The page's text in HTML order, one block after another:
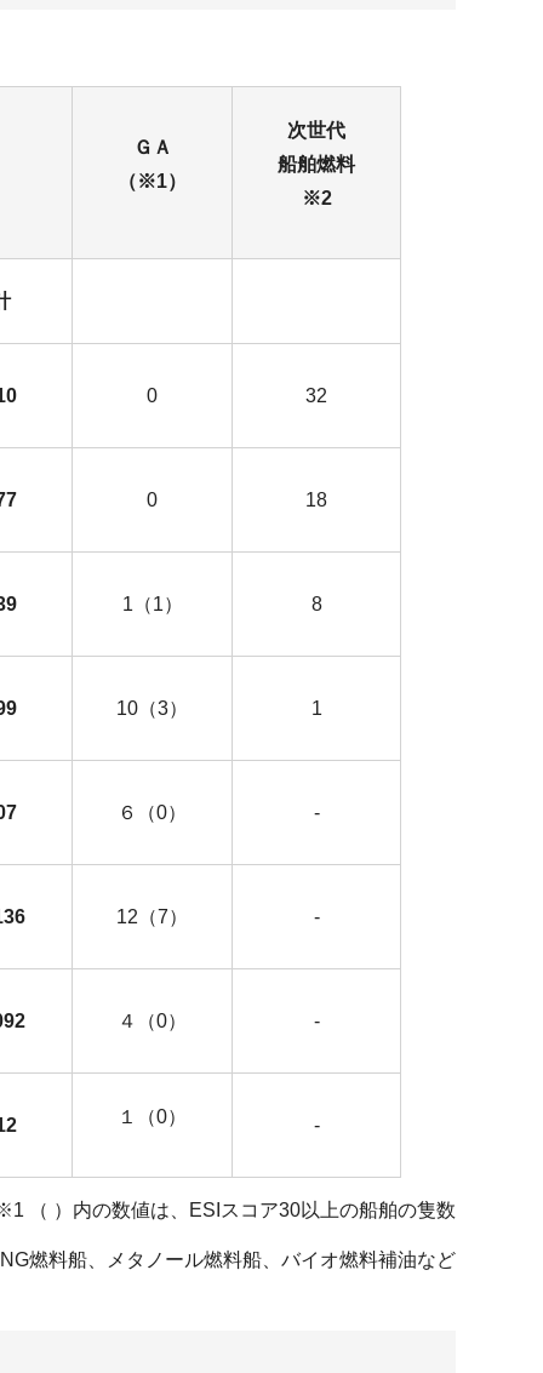
ＧＡ
（※1）
次世代
船舶燃料
※2
0 32
0 18
1（1） 8
10（3） 1
６（0） -
12（7） -
４（0） -
１（0） -
（ ）内の数値は、ESIスコア30以上の船舶の隻数
ール燃料船、バイオ燃料補油など